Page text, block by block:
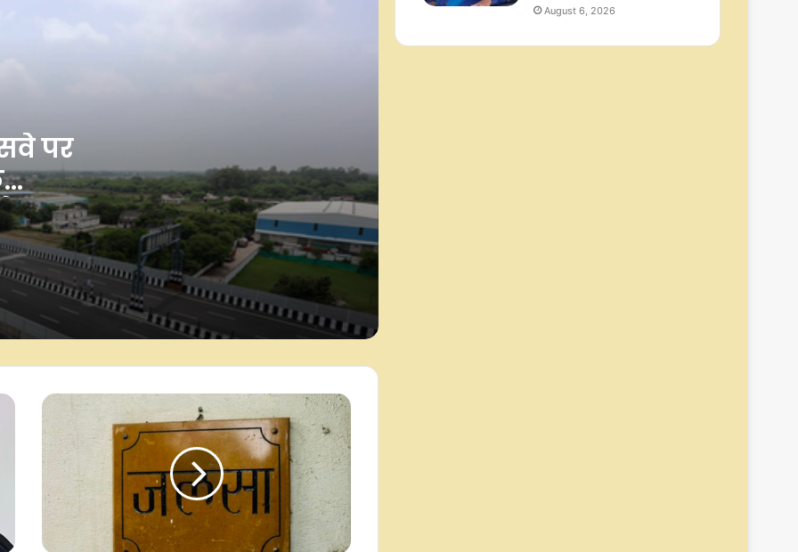
पर
कैबिनेट ने असम में 8,970 करोड़ रुपए की
गुवाहाटी-तेजपुर 4-लेन हाईवे परियोजना
को दी मंजूरी
दिल्ली हाईकोर्ट ने करोलबाग में नकली
लग्जरी ब्रांड बेचने वाले वेंडर्स के खिलाफ
कार्रवाई का दिया आदेश
कैबिनेट ने 23,731 करोड़ रुपए की
मिलेगा बढ़ावा
लगातार दूसरे दिन हरे निशान में बंद हुआ
बाजार, सेंसेक्स में 374 अंकों की बढ़त
लगातार दूसरे दिन हरे निशान में बंद हुआ
बाजार, सेंसेक्स में 374 अंकों की बढ़त
August 6, 2026